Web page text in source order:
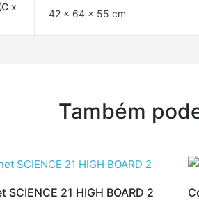
x
42 × 64 × 55 cm
Também
SCIENCE 21 HIGH BOARD 2